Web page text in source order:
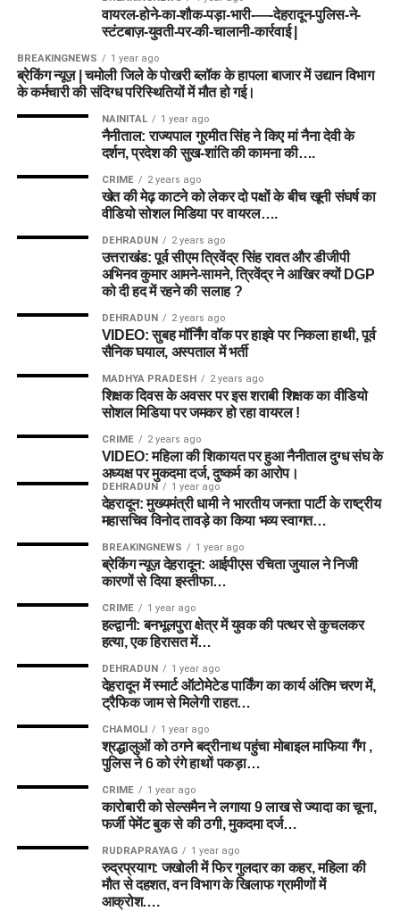
वायरल-होने-का-शौक-पड़ा-भारी-—-देहरादून-पुलिस-ने-
स्टंटबाज़-युवती-पर-की-चालानी-कार्रवाई |
BREAKINGNEWS 1 year ago
ब्रेकिंग न्यूज़ | चमोली जिले के पोखरी ब्लॉक के हापला बाजार में उद्यान विभाग
के कर्मचारी की संदिग्ध परिस्थितियों में मौत हो गई।
NAINITAL 1 year ago
नैनीताल: राज्यपाल गुरमीत सिंह ने किए मां नैना देवी के
दर्शन, प्रदेश की सुख-शांति की कामना की….
CRIME 2 years ago
खेत की मेढ़ काटने को लेकर दो पक्षों के बीच खूनी संघर्ष का
वीडियो सोशल मिडिया पर वायरल….
DEHRADUN 2 years ago
उत्तराखंड: पूर्व सीएम त्रिवेंद्र सिंह रावत और डीजीपी
अभिनव कुमार आमने-सामने, त्रिवेंद्र ने आखिर क्यों DGP
को दी हद में रहने की सलाह ?
DEHRADUN 2 years ago
VIDEO: सुबह मॉर्निंग वॉक पर हाइवे पर निकला हाथी, पूर्व
सैनिक घयाल, अस्पताल में भर्ती
MADHYA PRADESH 2 years ago
शिक्षक दिवस के अवसर पर इस शराबी शिक्षक का वीडियो
सोशल मिडिया पर जमकर हो रहा वायरल !
CRIME 2 years ago
VIDEO: महिला की शिकायत पर हुआ नैनीताल दुग्ध संघ के
अध्यक्ष पर मुकदमा दर्ज, दुष्कर्म का आरोप।
DEHRADUN 1 year ago
देहरादून: मुख्यमंत्री धामी ने भारतीय जनता पार्टी के राष्ट्रीय
महासचिव विनोद तावड़े का किया भव्य स्वागत…
BREAKINGNEWS 1 year ago
ब्रेकिंग न्यूज़ देहरादून: आईपीएस रचिता जुयाल ने निजी
कारणों से दिया इस्तीफा…
CRIME 1 year ago
हल्द्वानी: बनभूलपुरा क्षेत्र में युवक की पत्थर से कुचलकर
हत्या, एक हिरासत में…
DEHRADUN 1 year ago
देहरादून में स्मार्ट ऑटोमेटेड पार्किंग का कार्य अंतिम चरण में,
ट्रैफिक जाम से मिलेगी राहत…
CHAMOLI 1 year ago
श्रद्धालुओं को ठगने बद्रीनाथ पहुंचा मोबाइल माफिया गैंग ,
पुलिस ने 6 को रंगे हाथों पकड़ा…
CRIME 1 year ago
कारोबारी को सेल्समैन ने लगाया 9 लाख से ज्यादा का चूना,
फर्जी पेमेंट बुक से की ठगी, मुकदमा दर्ज…
RUDRAPRAYAG 1 year ago
रुद्रप्रयाग: जखोली में फिर गुलदार का कहर, महिला की
मौत से दहशत, वन विभाग के खिलाफ ग्रामीणों में
आक्रोश….